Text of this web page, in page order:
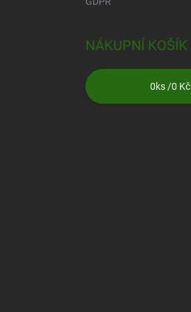
NÁKUPNÍ KOŠÍK
0ks /0 Kč